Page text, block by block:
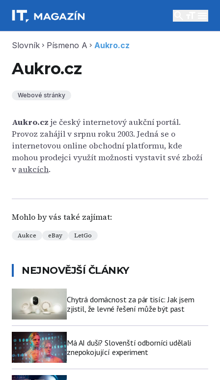
Slovník chevron_right Písmeno A chevron_right Aukro.cz
Aukro.cz
Webové stránky
Aukro.cz je český internetový aukční portál.
Provoz zahájil v srpnu roku 2003. Jedná se o
internetovou online obchodní platformu, kde
mohou prodejci využít možnosti vystavit své zboží
v aukcích.
Mohlo by vás také zajímat:
Aukce eBay LetGo
NEJNOVĚJŠÍ ČLÁNKY
Chytrá domácnost za pár tisíc: Jak jsem
zjistil, že levné řešení může být past
Má AI duši? Slovenští odborníci udělali
znepokojující experiment